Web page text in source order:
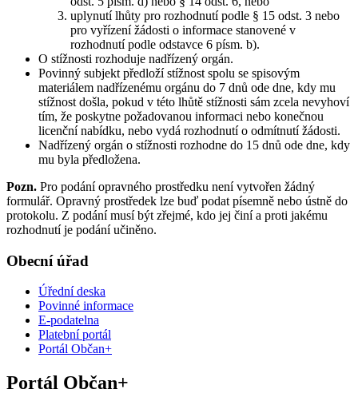
uplynutí lhůty pro rozhodnutí podle § 15 odst. 3 nebo
pro vyřízení žádosti o informace stanovené v
rozhodnutí podle odstavce 6 písm. b).
O stížnosti rozhoduje nadřízený orgán.
Povinný subjekt předloží stížnost spolu se spisovým
materiálem nadřízenému orgánu do 7 dnů ode dne, kdy mu
stížnost došla, pokud v této lhůtě stížnosti sám zcela nevyhoví
tím, že poskytne požadovanou informaci nebo konečnou
licenční nabídku, nebo vydá rozhodnutí o odmítnutí žádosti.
Nadřízený orgán o stížnosti rozhodne do 15 dnů ode dne, kdy
mu byla předložena.
Pozn. Pro podání opravného prostředku není vytvořen žádný
formulář. Opravný prostředek lze buď podat písemně nebo ústně do
protokolu. Z podání musí být zřejmé, kdo jej činí a proti jakému
rozhodnutí je podání učiněno.
Obecní úřad
Úřední deska
Povinné informace
E-podatelna
Platební portál
Portál Občan+
Portál Občan+